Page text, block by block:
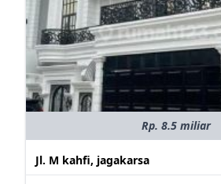
Rp. 8.5 miliar
Jl. M kahfi, jagakarsa